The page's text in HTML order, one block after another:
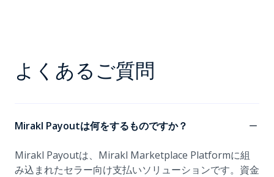
よくあるご質問
Mirakl Payoutは何をするものですか？
Mirakl Payoutは、Mirakl Marketplace Platformに組
み込まれたセラー向け支払いソリューションです。資金